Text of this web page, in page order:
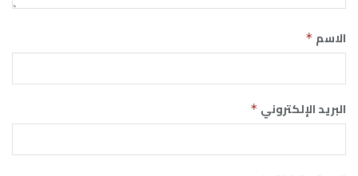
الاسم *
البريد الإلكتروني *